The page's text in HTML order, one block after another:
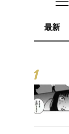
最新